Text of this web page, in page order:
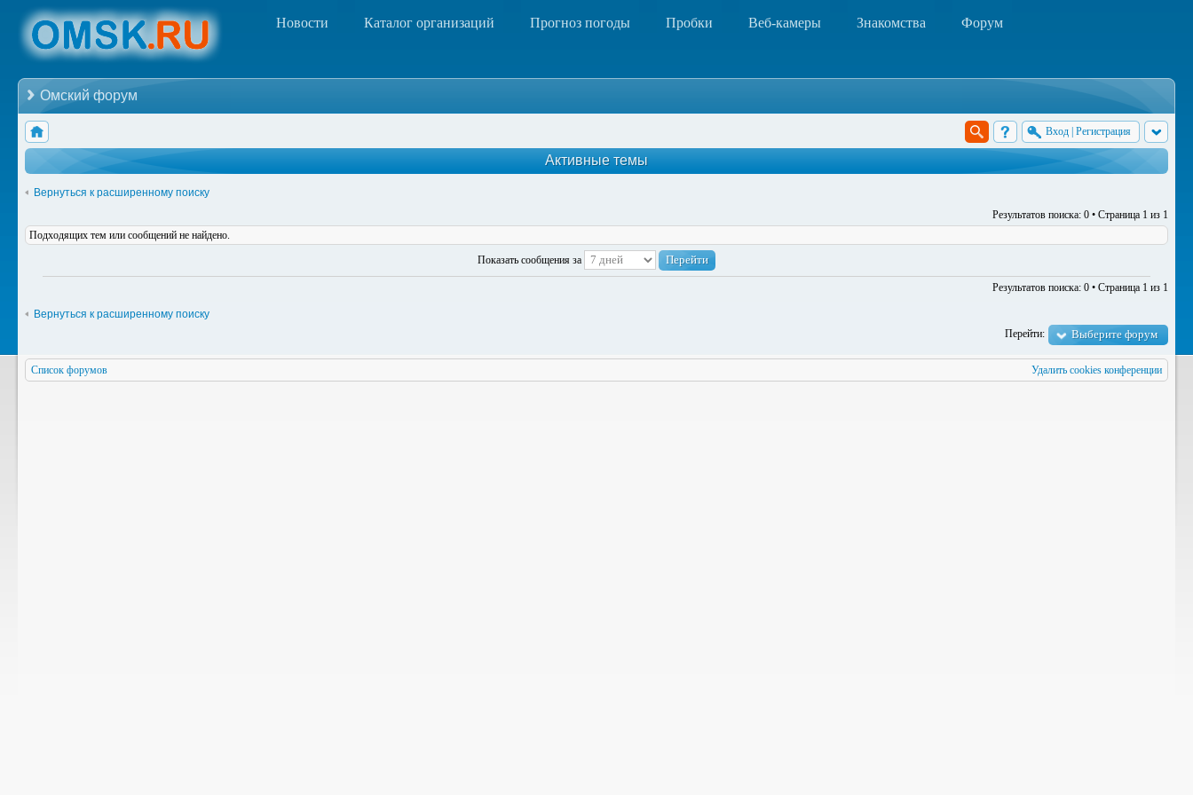
Новости Каталог организаций Прогноз погоды Пробки Веб-камеры Знакомства Форум
Омский форум
Вход Регистрация
Активные темы
Вернуться к расширенному поиску
Результатов поиска: 0 • Страница 1 из 1
Подходящих тем или сообщений не найдено.
Показать сообщения за
Результатов поиска: 0 • Страница 1 из 1
Вернуться к расширенному поиску
Перейти:
Выберите форум
Список форумов Удалить cookies конференции